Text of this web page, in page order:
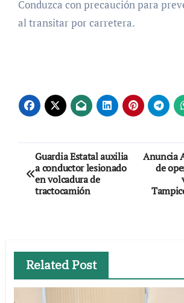
Conduzca con precaución para
al transitar por carretera.
Navegación
de
entradas
Guardia Estatal auxilia
a conductor lesionado
en volcadura de
tractocamión
Anuncia
de
Related Post